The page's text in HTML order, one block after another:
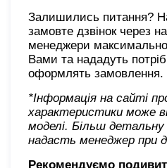
Залишились питання?
замовте дзвінок через
менеджери
Вами та нададуть
оформлять замовлення.
*Інформація на сайті
характеристики може
моделі. Більш
надасть менеджер при
Рекомендуємо